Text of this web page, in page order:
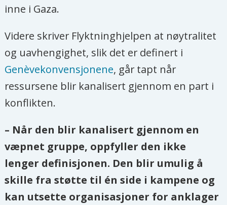
inne i Gaza.
Videre skriver Flyktninghjelpen at nøytralitet
og uavhengighet, slik det er definert i
Genèvekonvensjonene, går tapt når
ressursene blir kanalisert gjennom en part i
konflikten.
– Når den blir kanalisert gjennom en
væpnet gruppe, oppfyller den ikke
lenger definisjonen. Den blir umulig å
skille fra støtte til én side i kampene og
kan utsette organisasjoner for anklager